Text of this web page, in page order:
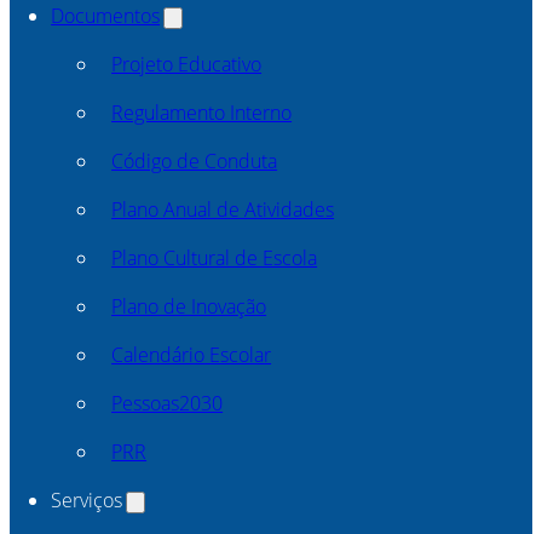
Documentos
Projeto Educativo
Regulamento Interno
Código de Conduta
Plano Anual de Atividades
Plano Cultural de Escola
Plano de Inovação
Calendário Escolar
Pessoas2030
PRR
Serviços